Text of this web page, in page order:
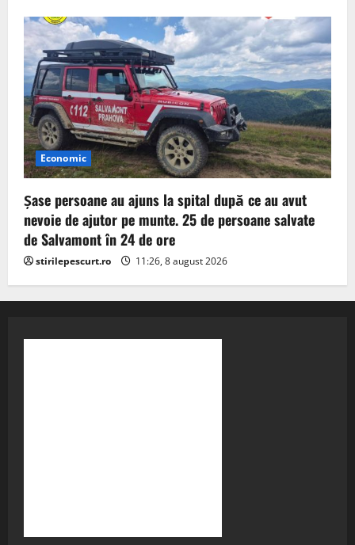
Economic
Șase persoane au ajuns la spital după ce au avut
nevoie de ajutor pe munte. 25 de persoane salvate
de Salvamont în 24 de ore
stirilepescurt.ro 11:26, 8 august 2026